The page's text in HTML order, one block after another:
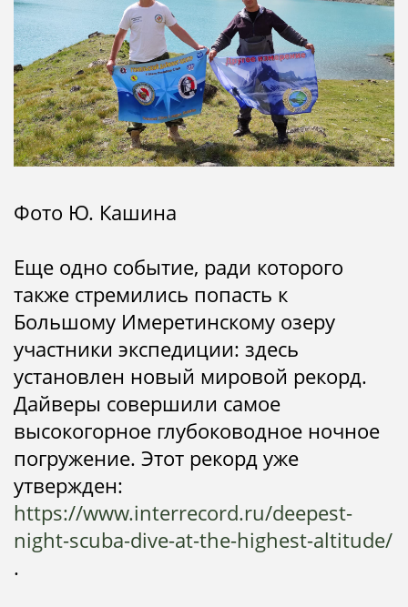
Фото Ю. Кашина
Еще одно событие, ради которого
также стремились попасть к
Большому Имеретинскому озеру
участники экспедиции: здесь
установлен новый мировой рекорд.
Дайверы совершили самое
высокогорное глубоководное ночное
погружение. Этот рекорд уже
утвержден:
https://www.interrecord.ru/deepest-
night-scuba-dive-at-the-highest-altitude/
.